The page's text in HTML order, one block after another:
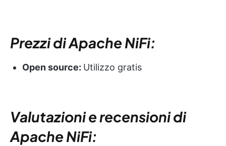
Prezzi di Apache NiFi:
Open source: Utilizzo gratis
Valutazioni e recensioni di
Apache NiFi: